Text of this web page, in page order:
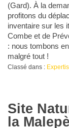
(Gard). À la
profitons du
inventaire sur les
Combe et de
: nous tombons
malgré tout !
Classé dans :
Site
la